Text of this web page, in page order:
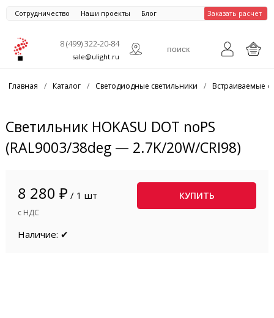
Сотрудничество Наши проекты Блог Заказать расчет
8 (499) 322-20-84
sale@ulight.ru
Главная / Каталог / Светодиодные светильники / Встраиваемые
Светильник HOKASU DOT noPS
(RAL9003/38deg — 2.7K/20W/CRI98)
8 280 ₽ / 1 шт
с НДС
КУПИТЬ
Наличие: ✔